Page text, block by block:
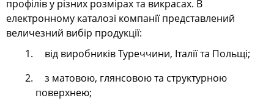
профілів у різних розмірах та викрасах. В
електронному каталозі компанії представлений
величезний вибір продукції:
від виробників Туреччини, Італії та Польщі;
з матовою, глянсовою та структурною
поверхнею;